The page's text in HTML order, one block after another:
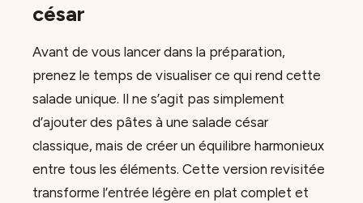
césar
Avant de vous lancer dans la préparation,
prenez le temps de visualiser ce qui rend cette
salade unique. Il ne s’agit pas simplement
d’ajouter des pâtes à une salade césar
classique, mais de créer un équilibre harmonieux
entre tous les éléments. Cette version revisitée
transforme l’entrée légère en plat complet et